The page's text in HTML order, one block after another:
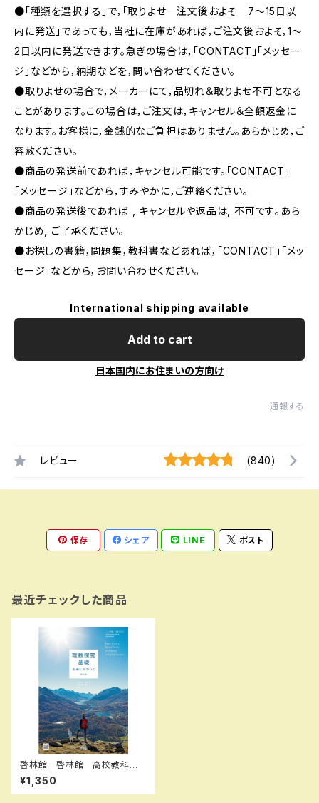
●「種類を選択する」で，「取りよせ 注文後およそ 7〜15日以
内に発送」であっても，当社に在庫があれば，ご注文後およそ，1〜
2日以内に発送できます。急ぎの場合は，「CONTACT」「メッセー
ジ」などから，納期などを，問い合わせてください。
●取りよせの場合で，メーカーにて，品切れ＆取りよせ不可となる
ことがあります。この場合は，ご注文は，キャンセル＆全額返金に
なります。お客様に，金銭的なご負担はありません。あらかじめ，ご
容赦ください。
●商品の発送前であれば，キャンセル可能です。「CONTACT」
「メッセージ」などから，すみやかに，ご連絡ください。
●商品の発送後であれば , キャンセルや返品は, 不可です｡あら
かじめ, ご了承ください｡
●お探しの書籍，問題集，教科書などあれば，「CONTACT」「メッ
セージ」などから，お問い合わせください。
International shipping available
Add to cart
日本国内にお住まいの方向け
通報する
レビュー (840)
保存 シェア LINE ポスト
最近チェックした商品
啓林館 啓林館 高校教科
書 理数探究基礎 未来に向
かって 改訂版 ［教番：理数0
61-901］ 新品 ISBN：0040
¥1,350